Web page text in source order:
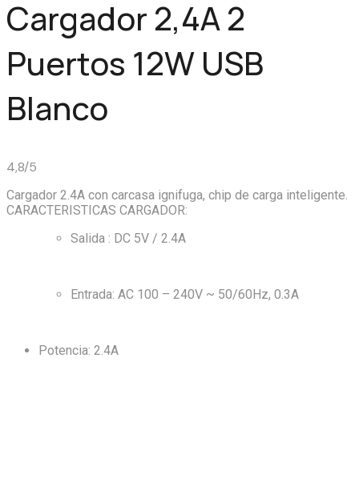
Cargador 2,4A 2
Puertos 12W USB
Blanco
4,8/5
Cargador 2.4A con carcasa ignifuga, chip de carga inteligente.
CARACTERISTICAS CARGADOR:
Salida : DC 5V / 2.4A
Entrada: AC 100 – 240V ~ 50/60Hz, 0.3A
Potencia: 2.4A